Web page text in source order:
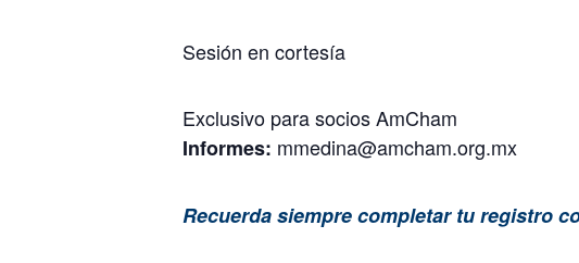
Sesión en cortesía
Exclusivo para socios AmCham
Informes: mmedina@amcham.org.mx
Recuerda siempre completar tu registro